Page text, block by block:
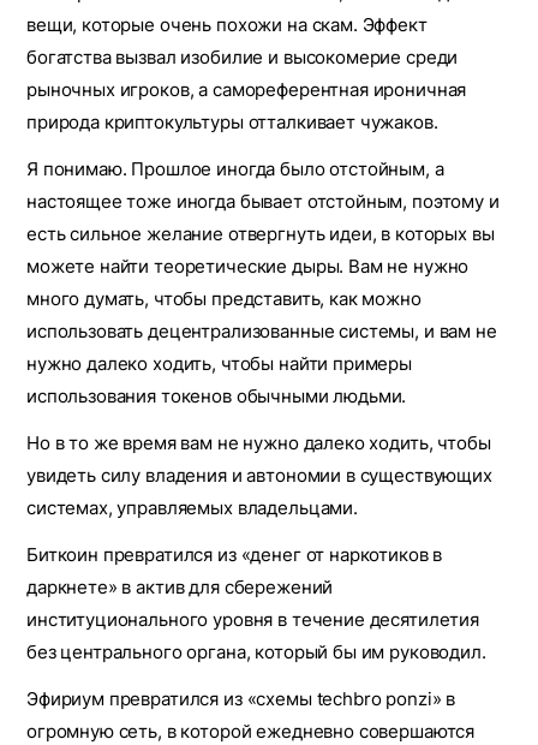
вещи, которые очень похожи на скам. Эффект
богатства вызвал изобилие и высокомерие среди
рыночных игроков, а самореферентная ироничная
природа криптокультуры отталкивает чужаков.
Я понимаю. Прошлое иногда было отстойным, а
настоящее тоже иногда бывает отстойным, поэтому и
есть сильное желание отвергнуть идеи, в которых вы
можете найти теоретические дыры. Вам не нужно
много думать, чтобы представить, как можно
использовать децентрализованные системы, и вам не
нужно далеко ходить, чтобы найти примеры
использования токенов обычными людьми.
Но в то же время вам не нужно далеко ходить, чтобы
увидеть силу владения и автономии в существующих
системах, управляемых владельцами.
Биткоин превратился из «денег от наркотиков в
даркнете» в актив для сбережений
институционального уровня в течение десятилетия
без центрального органа, который бы им руководил.
Эфириум превратился из «схемы techbro ponzi» в
огромную сеть, в которой ежедневно совершаются